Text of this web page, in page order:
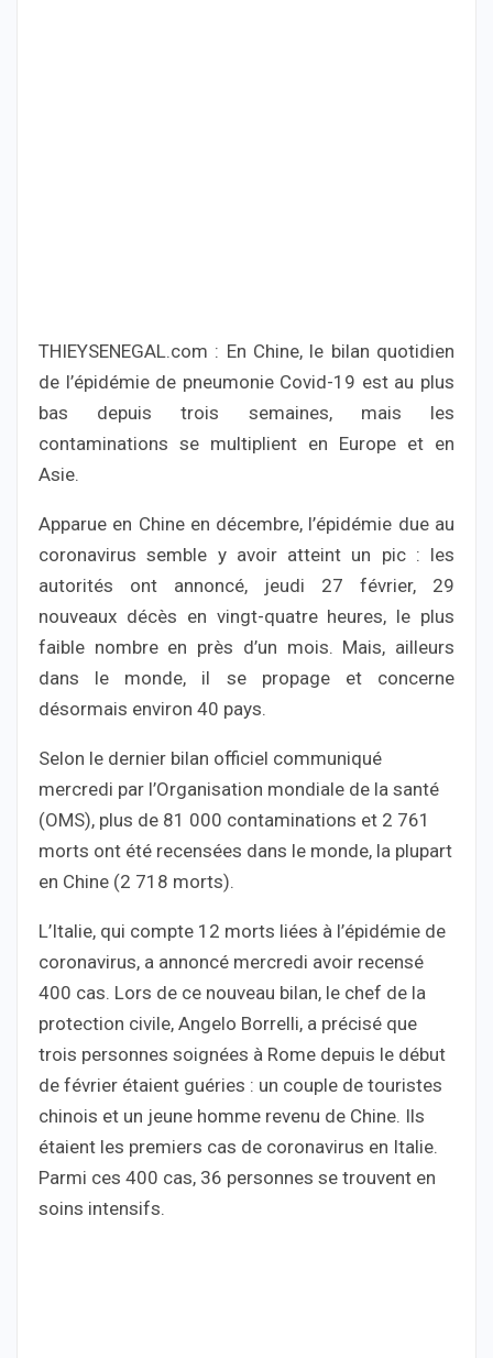
THIEYSENEGAL.com : En Chine, le bilan quotidien
de l’épidémie de pneumonie Covid-19 est au plus
bas depuis trois semaines, mais les
contaminations se multiplient en Europe et en
Asie.
Apparue en Chine en décembre, l’épidémie due au
coronavirus semble y avoir atteint un pic : les
autorités ont annoncé, jeudi 27 février, 29
nouveaux décès en vingt-quatre heures, le plus
faible nombre en près d’un mois. Mais, ailleurs
dans le monde, il se propage et concerne
désormais environ 40 pays.
Selon le dernier bilan officiel communiqué
mercredi par l’Organisation mondiale de la santé
(OMS), plus de 81 000 contaminations et 2 761
morts ont été recensées dans le monde, la plupart
en Chine (2 718 morts).
L’Italie, qui compte 12 morts liées à l’épidémie de
coronavirus, a annoncé mercredi avoir recensé
400 cas. Lors de ce nouveau bilan, le chef de la
protection civile, Angelo Borrelli, a précisé que
trois personnes soignées à Rome depuis le début
de février étaient guéries : un couple de touristes
chinois et un jeune homme revenu de Chine. Ils
étaient les premiers cas de coronavirus en Italie.
Parmi ces 400 cas, 36 personnes se trouvent en
soins intensifs.